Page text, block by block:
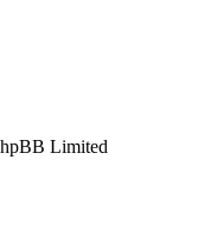
Limited